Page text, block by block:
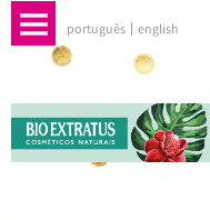
português english